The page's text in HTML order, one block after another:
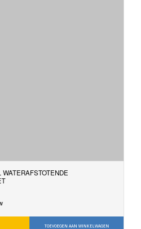
TOEVOEGEN AAN WINKELWAGEN